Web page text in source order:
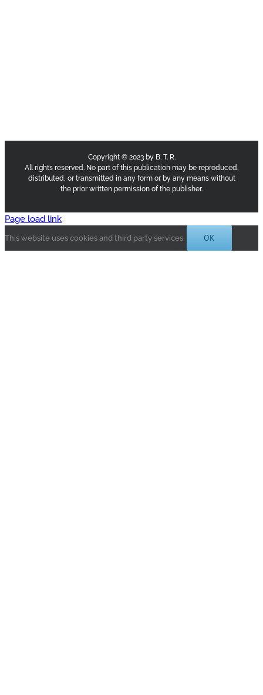
Copyright © 2023 by B. T. R.
All rights reserved. No part of this publication may be reproduced,
distributed, or transmitted in any form or by any means without
the prior written permission of the publisher.
Page load link
This website uses cookies and third party services. OK